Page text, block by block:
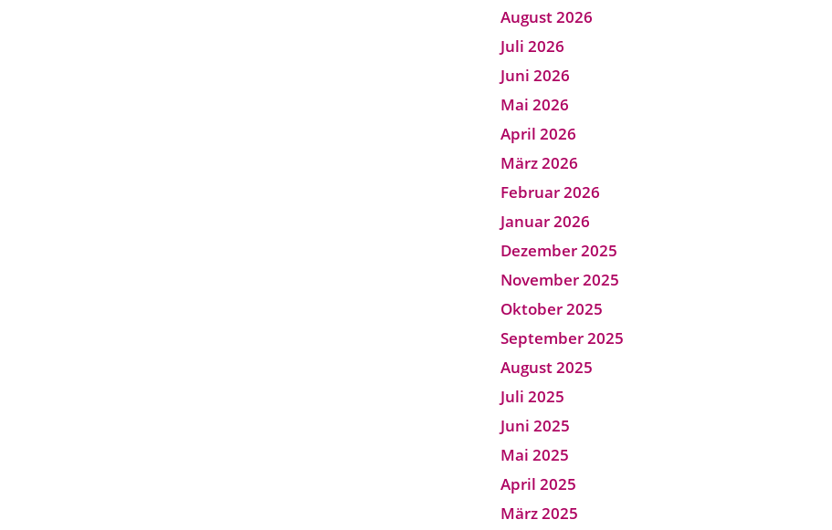
August 2026
Juli 2026
Juni 2026
Mai 2026
April 2026
März 2026
Februar 2026
Januar 2026
Dezember 2025
November 2025
Oktober 2025
September 2025
August 2025
Juli 2025
Juni 2025
Mai 2025
April 2025
März 2025